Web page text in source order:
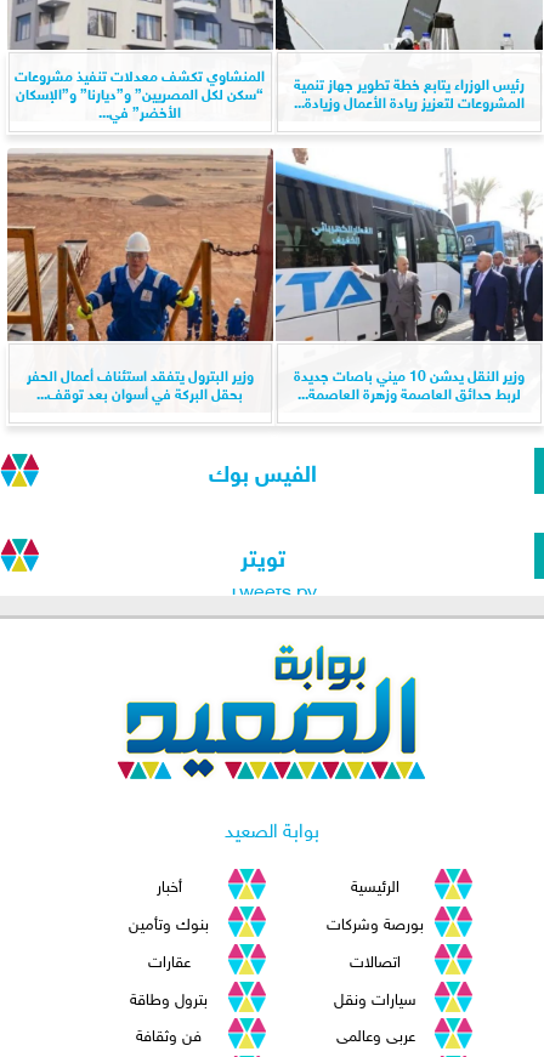
رئيس الوزراء يتابع خطة تطوير جهاز تنمية
المشروعات لتعزيز ريادة الأعمال وزيادة...
المنشاوي تكشف معدلات تنفيذ مشروعات
“سكن لكل المصريين” و”ديارنا” و”الإسكان
الأخضر” في...
وزير النقل يدشن 10 ميني باصات جديدة
لربط حدائق العاصمة وزهرة العاصمة...
وزير البترول يتفقد استئناف أعمال الحفر
بحقل البركة في أسوان بعد توقف...
الفيس بوك
تويتر
Tweets by
بوابة الصعيد
الرئيسية
أخبار
بورصة وشركات
بنوك وتأمين
اتصالات
عقارات
سيارات ونقل
بترول وطاقة
عربى وعالمى
فن وثقافة